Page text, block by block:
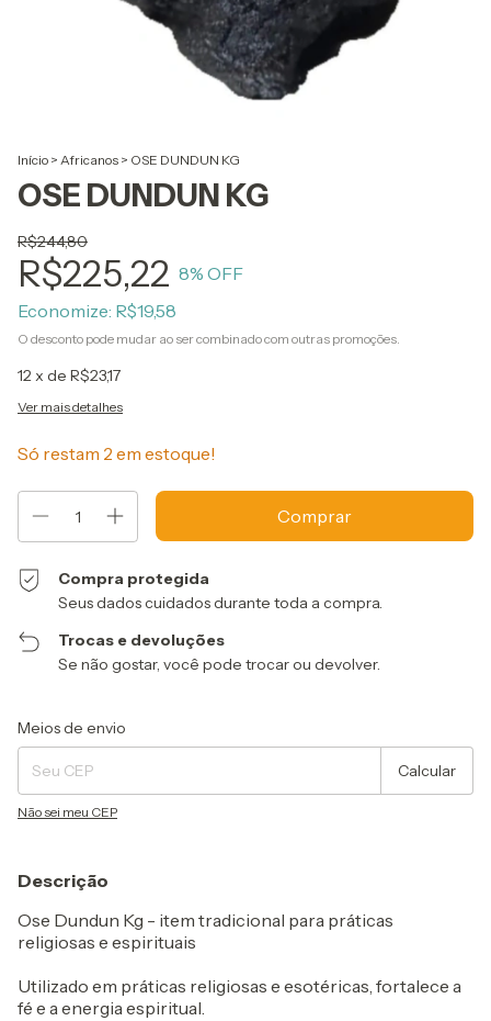
Início > Africanos > OSE DUNDUN KG
OSE DUNDUN KG
R$244,80
R$225,22 8% OFF
Economize: R$19,58
O desconto pode mudar ao ser combinado com outras promoções.
12x de R$23,17
Ver mais detalhes
Só restam 2 em estoque!
Compra protegida
Seus dados cuidados durante toda a compra.
Trocas e devoluções
Se não gostar, você pode trocar ou devolver.
Entregas para o CEP:
Meios de envio
Calcular
Não sei meu CEP
Descrição
Ose Dundun Kg - item tradicional para práticas
religiosas e espirituais
Utilizado em práticas religiosas e esotéricas, fortalece a
fé e a energia espiritual.